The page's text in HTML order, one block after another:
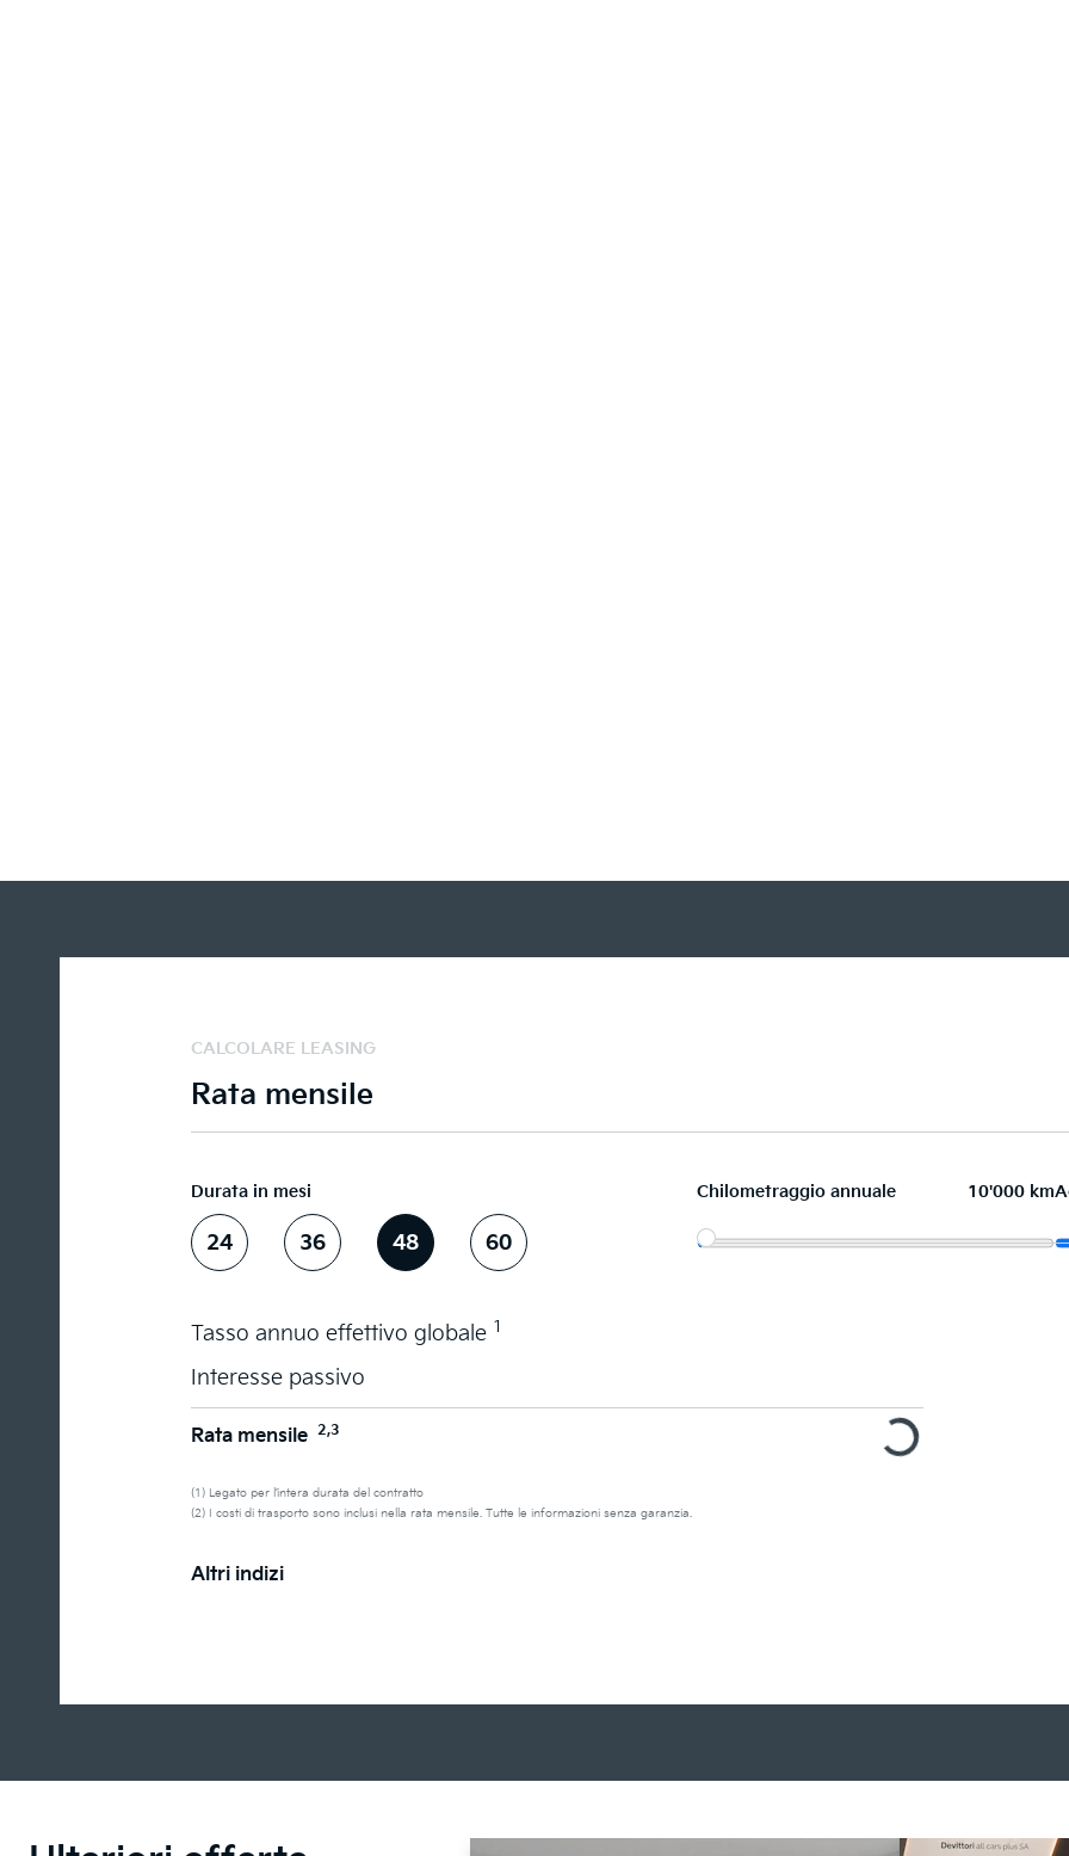
CALCOLARE LEASING
Rata mensile
Durata in mesi
24 36 48 60
Chilometraggio annuale 10'000 km
Tasso annuo effettivo globale 1
Interesse passivo
Rata mensile 2,3
(1) Legato per l’intera durata del contratto
(2) I costi di trasporto sono inclusi nella rata mensile. Tutte le informazioni senza garanzia.
Altri indizi